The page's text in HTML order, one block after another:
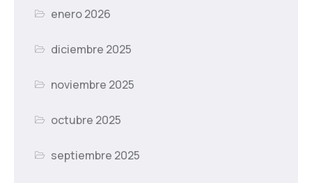
enero 2026
diciembre 2025
noviembre 2025
octubre 2025
septiembre 2025